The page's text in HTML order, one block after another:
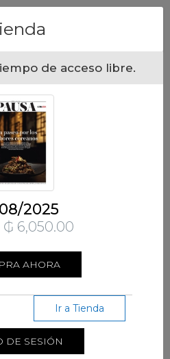
de acceso libre.
2025
₲ 6,050.00
AHORA
Ir a Tienda
DE SESIÓN